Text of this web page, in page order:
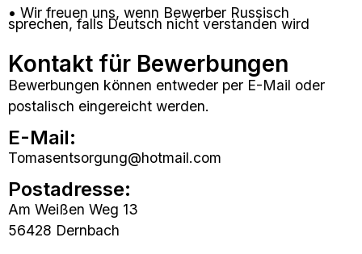
• Wir freuen uns, wenn Bewerber Russisch
sprechen, falls Deutsch nicht verstanden wird
Kontakt für Bewerbungen
Bewerbungen können entweder per E-Mail oder
postalisch eingereicht werden.
E-Mail:
Tomasentsorgung@hotmail.com
Postadresse:
Am Weißen Weg 13
56428 Dernbach